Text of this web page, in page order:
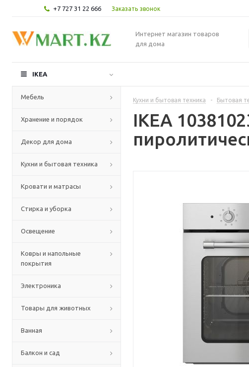
+7 727 31 22 666 Заказать звонок
Интернет магазин товаров
для дома
IKEA
Мебель
Хранение и порядок
Декор для дома
Кухни и бытовая техника
Кровати и матрасы
Стирка и уборка
Освещение
Ковры и напольные
покрытия
Электроника
Товары для животных
Ванная
Балкон и сад
Кухни и бытовая техника - Бытовая
IKEA